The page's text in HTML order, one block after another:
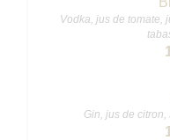
Vodka, jus de tomate,
Gin, jus de